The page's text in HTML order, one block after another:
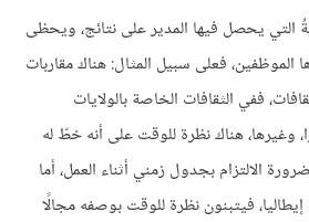
التي يحصل فيها المدير على نتائج، ويحظى
الموظفين، فعلى سبيل المثال: هناك مقاربات
ففي الثقافات الخاصة بالولايات
وغيرها، هناك نظرة للوقت على أنه خطّ له
الالتزام بجدول زمني أثناء العمل، أما
فيتبنون نظرة للوقت بوصفه مجالًا